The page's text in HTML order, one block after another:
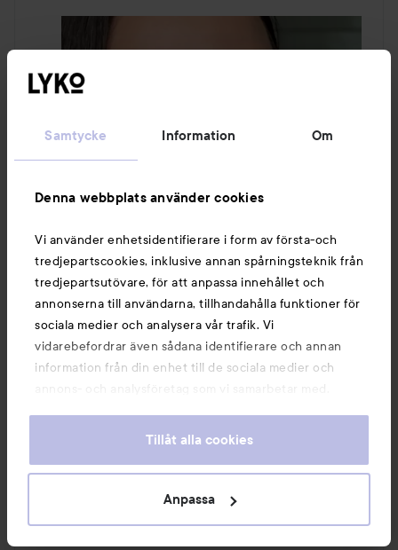
Samtycke Information Om
Denna webbplats använder cookies
Vi använder enhetsidentifierare i form av första-och
tredjepartscookies, inklusive annan spårningsteknik från
tredjepartsutövare, för att anpassa innehållet och
annonserna till användarna, tillhandahålla funktioner för
sociala medier och analysera vår trafik. Vi
vidarebefordrar även sådana identifierare och annan
information från din enhet till de sociala medier och
annons- och analysföretag som vi samarbetar med.
information som du har tillhandahållit eller som de har
våra cookies vid fortsatt användande av vår webbplats.
För information om hur du kan ändra inställningarna för
Tillåt alla cookies
Anpassa